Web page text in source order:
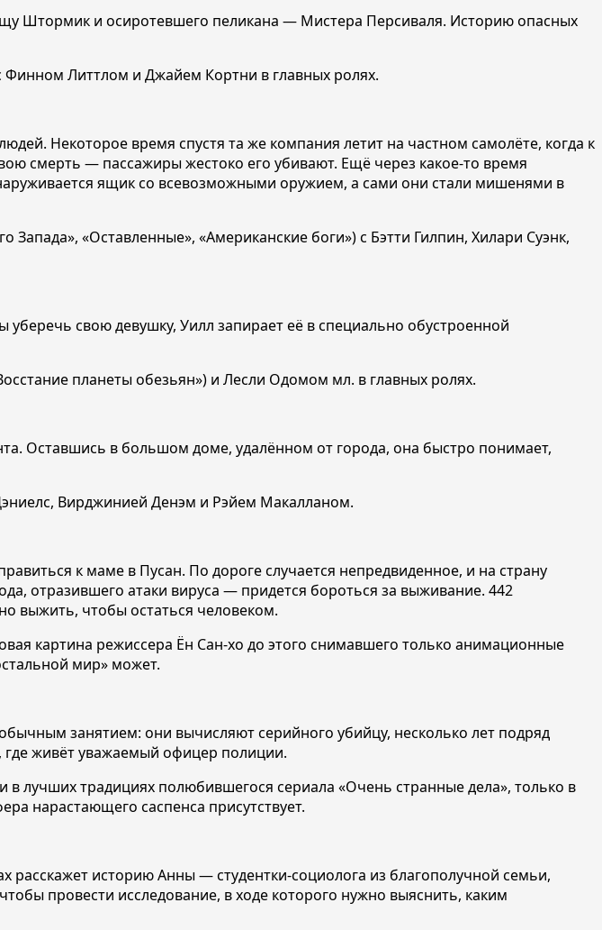
Штормик и осиротевшего пеликана — Мистера Персиваля. Историю опасных
Финном Литтлом и Джайем Кортни в главных ролях.
Некоторое время спустя та же компания летит на частном самолёте, когда к
смерть — пассажиры жестоко его убивают. Ещё через какое-то время
ящик со всевозможными оружием, а сами они стали мишенями в
«Оставленные», «Американские боги») с Бэтти Гилпин, Хилари Суэнк,
свою девушку, Уилл запирает её в специально обустроенной
планеты обезьян») и Лесли Одомом мл. в главных ролях.
Оставшись в большом доме, удалённом от города, она быстро понимает,
Вирджинией Денэм и Рэйем Макалланом.
к маме в Пусан. По дороге случается непредвиденное, и на страну
отразившего атаки вируса — придется бороться за выживание. 442
выжить, чтобы остаться человеком.
картина режиссера Ён Сан-хо до этого снимавшего только анимационные
мир» может.
занятием: они вычисляют серийного убийцу, несколько лет подряд
где живёт уважаемый офицер полиции.
в лучших традициях полюбившегося сериала «Очень странные дела», только в
нарастающего саспенса присутствует.
историю Анны — студентки-социолога из благополучной семьи,
провести исследование, в ходе которого нужно выяснить, каким